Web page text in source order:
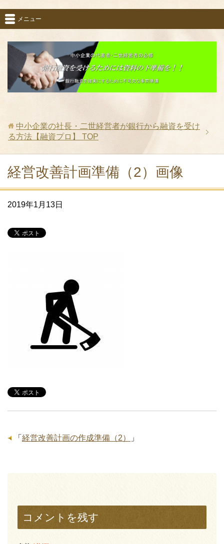
メニュー
中小企業の社長・二世経営者が銀行から融資を受け
る方法【融資プロ】
TOP
経営改善計画準備（2）画像
2019年1月13日
「 経営改善計画の作成準備（2） 」
コメントを残す